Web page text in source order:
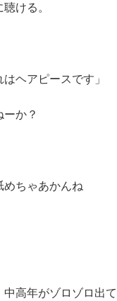
ける。
ヘアピースです」
か？
めちゃあかんね
高年がゾロゾロ出て